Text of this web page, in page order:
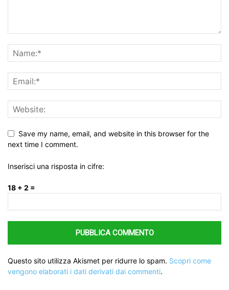
Save my name, email, and website in this browser for the
next time I comment.
Inserisci una risposta in cifre:
18 + 2 =
Questo sito utilizza Akismet per ridurre lo spam. Scopri come
vengono elaborati i dati derivati dai commenti.